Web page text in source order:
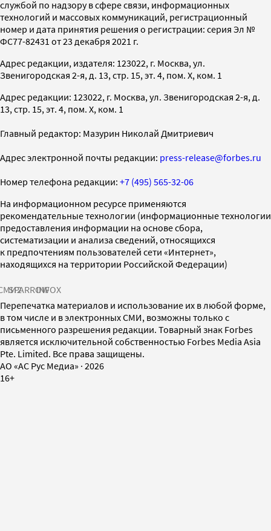
службой по надзору в сфере связи, информационных
технологий и массовых коммуникаций, регистрационный
номер и дата принятия решения о регистрации: серия Эл №
ФС77-82431 от 23 декабря 2021 г.
Адрес редакции, издателя: 123022, г. Москва, ул.
Звенигородская 2-я, д. 13, стр. 15, эт. 4, пом. X, ком. 1
Адрес редакции: 123022, г. Москва, ул. Звенигородская 2-я, д.
13, стр. 15, эт. 4, пом. X, ком. 1
Главный редактор: Мазурин Николай Дмитриевич
Адрес электронной почты редакции: press-release@forbes.ru
Номер телефона редакции: +7 (495) 565-32-06
На информационном ресурсе применяются
рекомендательные технологии (информационные технологии
предоставления информации на основе сбора,
систематизации и анализа сведений, относящихся
к предпочтениям пользователей сети «Интернет»,
находящихся на территории Российской Федерации)
SPARROWINFOX
Перепечатка материалов и использование их в любой форме,
в том числе и в электронных СМИ, возможны только с
письменного разрешения редакции. Товарный знак Forbes
является исключительной собственностью Forbes Media Asia
Pte. Limited. Все права защищены.
AO «АС Рус Медиа» · 2026
16+